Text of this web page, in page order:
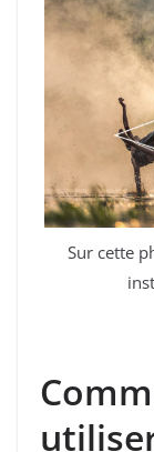
Sur cette